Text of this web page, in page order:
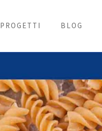
PROGETTI BLOG